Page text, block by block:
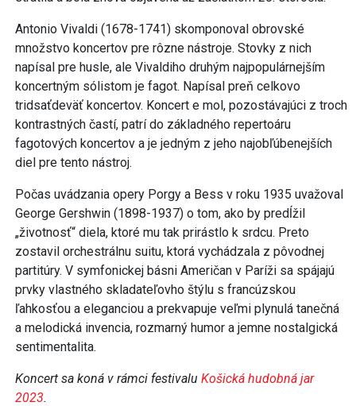
Antonio Vivaldi (1678-1741) skomponoval obrovské
množstvo koncertov pre rôzne nástroje. Stovky z nich
napísal pre husle, ale Vivaldiho druhým najpopulárnejším
koncertným sólistom je fagot. Napísal preň celkovo
tridsaťdeväť koncertov. Koncert e mol, pozostávajúci z troch
kontrastných častí, patrí do základného repertoáru
fagotových koncertov a je jedným z jeho najobľúbenejších
diel pre tento nástroj.
Počas uvádzania opery Porgy a Bess v roku 1935 uvažoval
George Gershwin (1898-1937) o tom, ako by predĺžil
„životnosť“ diela, ktoré mu tak prirástlo k srdcu. Preto
zostavil orchestrálnu suitu, ktorá vychádzala z pôvodnej
partitúry. V symfonickej básni Američan v Paríži sa spájajú
prvky vlastného skladateľovho štýlu s francúzskou
ľahkosťou a eleganciou a prekvapuje veľmi plynulá tanečná
a melodická invencia, rozmarný humor a jemne nostalgická
sentimentalita.
Koncert sa koná v rámci festivalu Košická hudobná jar
2023.